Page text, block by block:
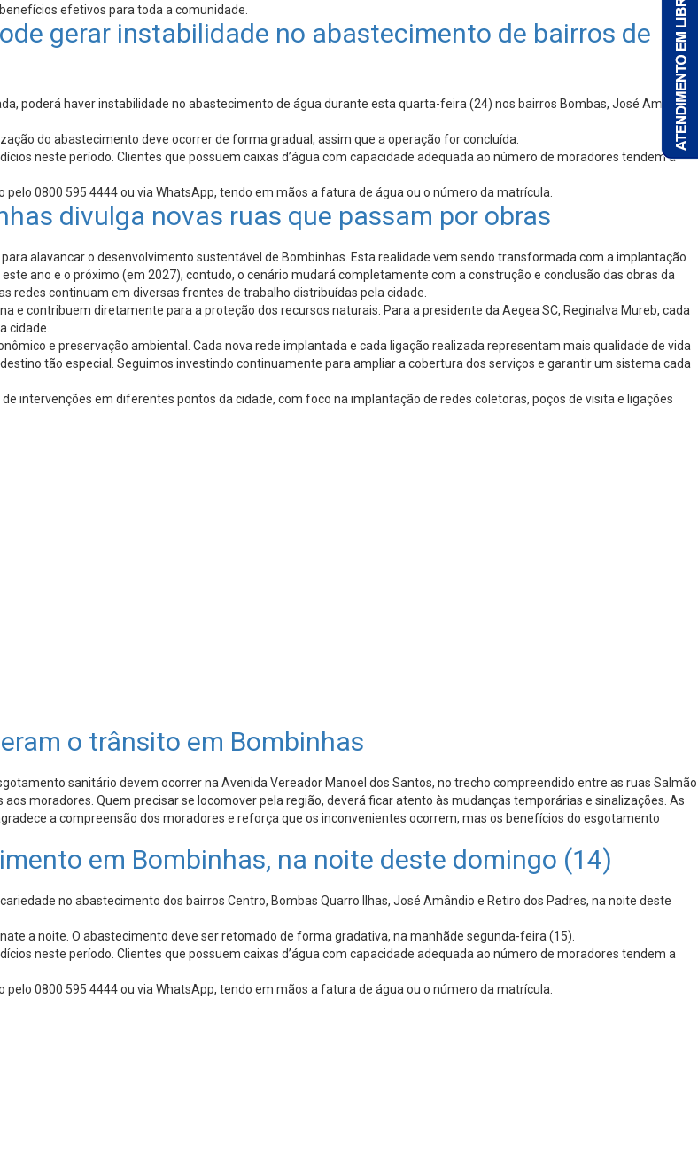
efetivos para toda a comunidade.
gerar instabilidade no abastecimento de bairros de
poderá haver instabilidade no abastecimento de água durante esta quarta-feira (24) nos bairros Bombas, José Amândio,
do abastecimento deve ocorrer de forma gradual, assim que a operação for concluída.
neste período. Clientes que possuem caixas d’água com capacidade adequada ao número de moradores tendem a
0800 595 4444 ou via WhatsApp, tendo em mãos a fatura de água ou o número da matrícula.
divulga novas ruas que passam por obras
alavancar o desenvolvimento sustentável de Bombinhas. Esta realidade vem sendo transformada com a implantação
ano e o próximo (em 2027), contudo, o cenário mudará completamente com a construção e conclusão das obras da
redes continuam em diversas frentes de trabalho distribuídas pela cidade.
contribuem diretamente para a proteção dos recursos naturais. Para a presidente da Aegea SC, Reginalva Mureb, cada
cidade.
e preservação ambiental. Cada nova rede implantada e cada ligação realizada representam mais qualidade de vida
tão especial. Seguimos investindo continuamente para ampliar a cobertura dos serviços e garantir um sistema cada
intervenções em diferentes pontos da cidade, com foco na implantação de redes coletoras, poços de visita e ligações
o trânsito em Bombinhas
sanitário devem ocorrer na Avenida Vereador Manoel dos Santos, no trecho compreendido entre as ruas Salmão
moradores. Quem precisar se locomover pela região, deverá ficar atento às mudanças temporárias e sinalizações. As
a compreensão dos moradores e reforça que os inconvenientes ocorrem, mas os benefícios do esgotamento
em Bombinhas, na noite deste domingo (14)
no abastecimento dos bairros Centro, Bombas Quarro Ilhas, José Amândio e Retiro dos Padres, na noite deste
a noite. O abastecimento deve ser retomado de forma gradativa, na manhãde segunda-feira (15).
neste período. Clientes que possuem caixas d’água com capacidade adequada ao número de moradores tendem a
0800 595 4444 ou via WhatsApp, tendo em mãos a fatura de água ou o número da matrícula.